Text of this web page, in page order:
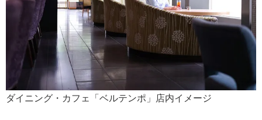
ダイニング・カフェ「ベルテンポ」店内イメージ